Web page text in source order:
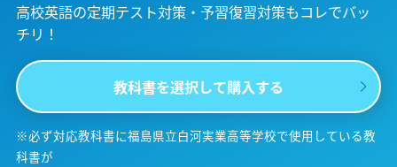
高校英語の定期テスト対策・予習復習対策もコレでバッ
チリ！
教科書を選択して購入する
※必ず対応教科書に福島県立白河実業高等学校で使用している教
科書が